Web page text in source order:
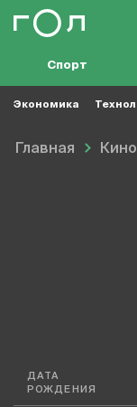
Спорт
Экономика
Главная Кино
ДАТА
РОЖДЕНИЯ